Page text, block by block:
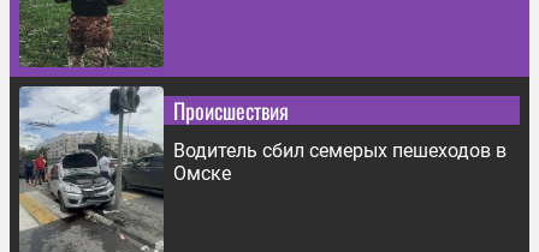
Происшествия
Водитель сбил семерых пешеходов в
Омске